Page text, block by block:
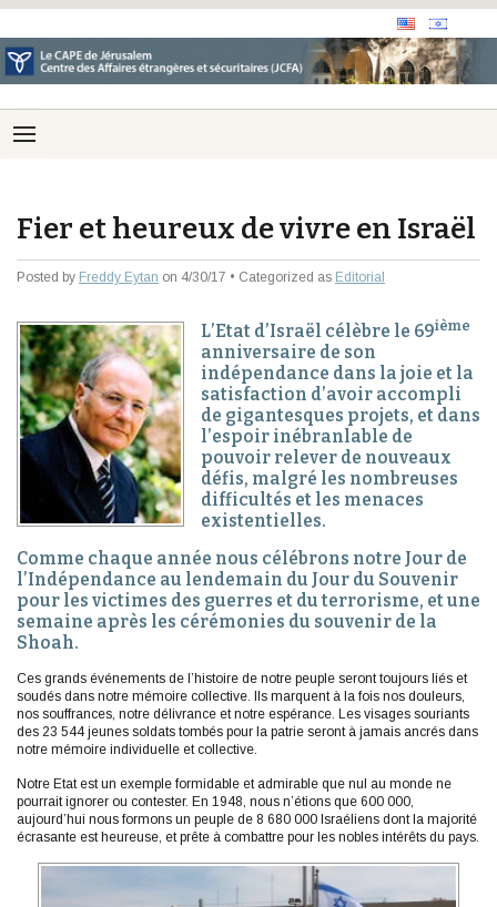
Fier et heureux de vivre en Israël
Posted by Freddy Eytan on 4/30/17 • Categorized as Editorial
L’Etat d’Israël célèbre le 69ième
anniversaire de son
indépendance dans la joie et la
satisfaction d’avoir accompli
de gigantesques projets, et dans
l’espoir inébranlable de
pouvoir relever de nouveaux
défis, malgré les nombreuses
difficultés et les menaces
existentielles.
Comme chaque année nous célébrons notre Jour de
l’Indépendance au lendemain du Jour du Souvenir
pour les victimes des guerres et du terrorisme, et une
semaine après les cérémonies du souvenir de la
Shoah.
Ces grands événements de l’histoire de notre peuple seront toujours liés et
soudés dans notre mémoire collective. Ils marquent à la fois nos douleurs,
nos souffrances, notre délivrance et notre espérance. Les visages souriants
des 23 544 jeunes soldats tombés pour la patrie seront à jamais ancrés dans
notre mémoire individuelle et collective.
Notre Etat est un exemple formidable et admirable que nul au monde ne
pourrait ignorer ou contester. En 1948, nous n’étions que 600 000,
aujourd’hui nous formons un peuple de 8 680 000 Israéliens dont la majorité
écrasante est heureuse, et prête à combattre pour les nobles intérêts du pays.